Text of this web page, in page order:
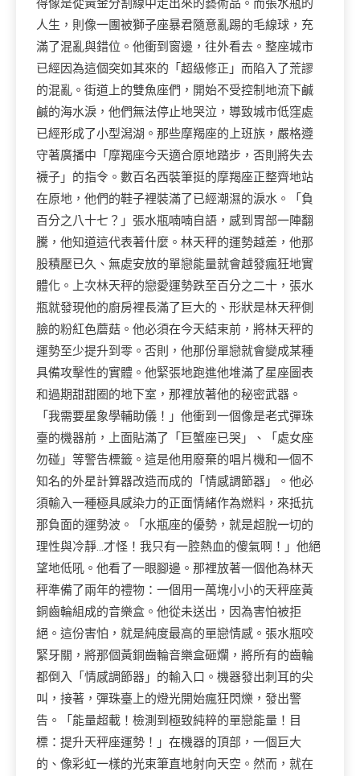
得像是從黃金分割線中走出來的藝術品。而張水瓶的
人生，則像一團被獅子座暴君隨意亂踢的毛線球，充
滿了混亂與錯位。他衝到窗邊，往外看去。整座城市
已經因為這個突如其來的「超級修正」而陷入了荒謬
的混亂。街道上的雙魚座們，開始不受控制地流下鹹
鹹的海水淚，他們無法停止地哭泣，導致城市低窪處
已經形成了小型潟湖。那些摩羯座的上班族，嚴格遵
守著廣播中「摩羯座今天適合原地踏步，否則將失去
襪子」的指令。數百名西裝筆挺的摩羯座正整齊地站
在原地，他們的鞋子裡裝滿了已經潮濕的淚水。「負
百分之八十七？」張水瓶喃喃自語，感到胃部一陣翻
騰，他知道這代表著什麼。林天秤的運勢越差，他那
股積壓已久、無處安放的單戀能量就會越發瘋狂地實
體化。上次林天秤的戀愛運勢跌至百分之二十，張水
瓶就發現他的廚房裡長滿了巨大的、形狀是林天秤側
臉的粉紅色蘑菇。他必須在今天結束前，將林天秤的
運勢至少提升到零。否則，他那份單戀就會變成某種
具備攻擊性的實體。他緊張地跑進他堆滿了星座圖表
和過期甜甜圈的地下室，那裡放著他的秘密武器。
「我需要星象學輔助儀！」他衝到一個像是老式彈珠
臺的機器前，上面貼滿了「巨蟹座已哭」、「處女座
勿碰」等警告標籤。這是他用廢棄的唱片機和一個不
知名的外星計算器改造而成的「情感調節器」。他必
須輸入一種極具感染力的正面情緒作為燃料，來抵抗
那負面的運勢波。「水瓶座的優勢，就是超脫一切的
理性與冷靜…才怪！我只有一腔熱血的傻氣啊！」他絕
望地低吼。他看了一眼腳邊。那裡放著一個他為林天
秤準備了兩年的禮物：一個用一萬塊小小的天秤座黃
銅齒輪組成的音樂盒。他從未送出，因為害怕被拒
絕。這份害怕，就是純度最高的單戀情感。張水瓶咬
緊牙關，將那個黃銅齒輪音樂盒砸爛，將所有的齒輪
都倒入「情感調節器」的輸入口。機器發出刺耳的尖
叫，接著，彈珠臺上的燈光開始瘋狂閃爍，發出警
告。「能量超載！檢測到極致純粹的單戀能量！目
標：提升天秤座運勢！」在機器的頂部，一個巨大
的、像彩虹一樣的光束筆直地射向天空。然而，就在